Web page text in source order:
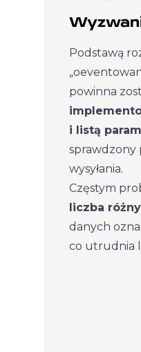
Podstawą
powinna
i listą
sprawdzony
wysyłania.
Częstym
liczba
danych
co utrudnia